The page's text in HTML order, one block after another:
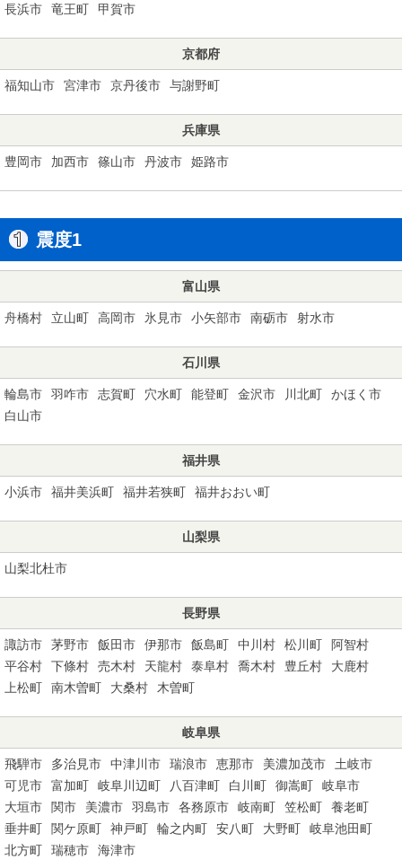
長浜市 竜王町 甲賀市
京都府
福知山市 宮津市 京丹後市 与謝野町
兵庫県
豊岡市 加西市 篠山市 丹波市 姫路市
震度1
富山県
舟橋村 立山町 高岡市 氷見市 小矢部市 南砺市 射水市
石川県
輪島市 羽咋市 志賀町 穴水町 能登町 金沢市 川北町
かほく市
白山市
福井県
小浜市 福井美浜町 福井若狭町 福井おおい町
山梨県
山梨北杜市
長野県
諏訪市 茅野市 飯田市 伊那市 飯島町 中川村 松川町
阿智村
平谷村
下條村 売木村 天龍村 泰阜村 喬木村 豊丘村
大鹿村
上松町
南木曽町 大桑村 木曽町
岐阜県
飛騨市 多治見市 中津川市 瑞浪市 恵那市 美濃加茂市
土岐市
可児市
富加町 岐阜川辺町 八百津町 白川町 御嵩町
岐阜市
大垣市
関市 美濃市 羽島市 各務原市 岐南町 笠松町
養老町
垂井町
関ケ原町 神戸町 輪之内町 安八町 大野町
岐阜池田町
北方町
瑞穂市 海津市